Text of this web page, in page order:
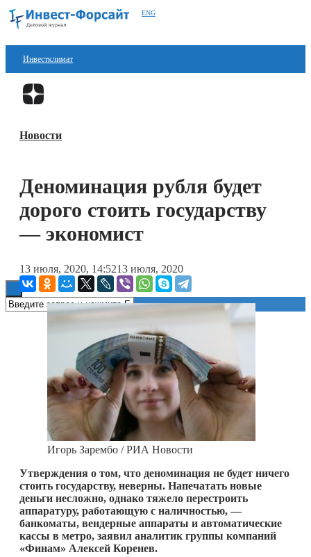
ENG
Инвестклимат
Финансы
Блокчейн
Технологии
Новости
Деноминация рубля будет
дорого стоить государству
— экономист
13 июля, 2020, 14:5213 июля, 2020
Игорь Зарембо / РИА Новости
Утверждения о том, что деноминация не будет ничего
стоить государству, неверны. Напечатать новые
деньги несложно, однако тяжело перестроить
аппаратуру, работающую с наличностью, —
банкоматы, вендерные аппараты и автоматические
кассы в метро, заявил аналитик группы компаний
«Финам» Алексей Коренев.